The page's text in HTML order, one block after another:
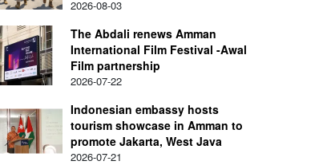
2026-08-03
The Abdali renews Amman
International Film Festival -Awal
Film partnership
2026-07-22
Indonesian embassy hosts
tourism showcase in Amman to
promote Jakarta, West Java
2026-07-21